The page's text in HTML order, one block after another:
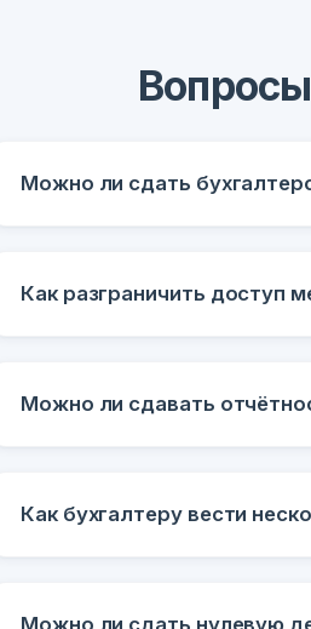
Можно ли сдать
Как разграничить доступ
Можно ли сдавать
Как бухгалтеру вести